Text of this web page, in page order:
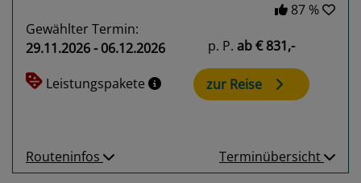
87 %
Gewählter Termin:
29.11.2026 - 06.12.2026
Leistungspakete
p. P. ab€ 831,-
zur Reise
Routeninfos Terminübersicht